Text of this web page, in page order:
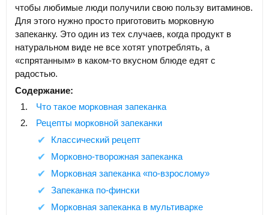
чтобы любимые люди получили свою пользу витаминов.
Для этого нужно просто приготовить морковную
запеканку. Это один из тех случаев, когда продукт в
натуральном виде не все хотят употреблять, а
«спрятанным» в каком-то вкусном блюде едят с
радостью.
Содержание:
Что такое морковная запеканка
Рецепты морковной запеканки
Классический рецепт
Морковно-творожная запеканка
Морковная запеканка «по-взрослому»
Запеканка по-фински
Морковная запеканка в мультиварке